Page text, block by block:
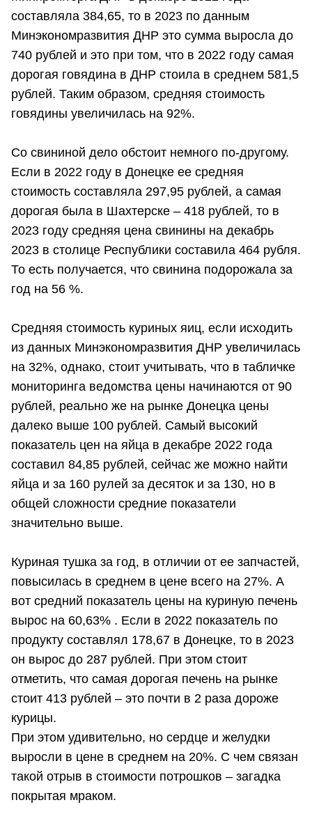
составляла 384,65, то в 2023 по данным
Минэкономразвития ДНР это сумма выросла до
740 рублей и это при том, что в 2022 году самая
дорогая говядина в ДНР стоила в среднем 581,5
рублей. Таким образом, средняя стоимость
говядины увеличилась на 92%.
Со свининой дело обстоит немного по-другому.
Если в 2022 году в Донецке ее средняя
стоимость составляла 297,95 рублей, а самая
дорогая была в Шахтерске – 418 рублей, то в
2023 году средняя цена свинины на декабрь
2023 в столице Республики составила 464 рубля.
То есть получается, что свинина подорожала за
год на 56 %.
Средняя стоимость куриных яиц, если исходить
из данных Минэкономразвития ДНР увеличилась
на 32%, однако, стоит учитывать, что в табличке
мониторинга ведомства цены начинаются от 90
рублей, реально же на рынке Донецка цены
далеко выше 100 рублей. Самый высокий
показатель цен на яйца в декабре 2022 года
составил 84,85 рублей, сейчас же можно найти
яйца и за 160 рулей за десяток и за 130, но в
общей сложности средние показатели
значительно выше.
Куриная тушка за год, в отличии от ее запчастей,
повысилась в среднем в цене всего на 27%. А
вот средний показатель цены на куриную печень
вырос на 60,63% . Если в 2022 показатель по
продукту составлял 178,67 в Донецке, то в 2023
он вырос до 287 рублей. При этом стоит
отметить, что самая дорогая печень на рынке
стоит 413 рублей – это почти в 2 раза дороже
курицы.
При этом удивительно, но сердце и желудки
выросли в цене в среднем на 20%. С чем связан
такой отрыв в стоимости потрошков – загадка
покрытая мраком.